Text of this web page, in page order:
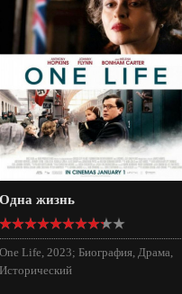
Одна жизнь
One Life, 2023; Биография, Драма,
Исторический